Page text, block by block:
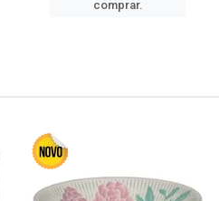
comprar.